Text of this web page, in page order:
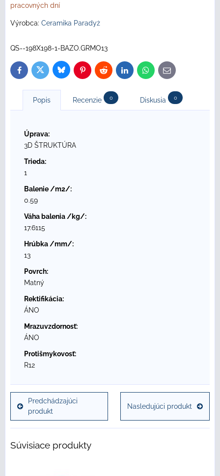
pracovných dní
Výrobca: Ceramika Paradyż
QS--198X198-1-BAZO.GRMO13
FacebookTwitterBlueskyPinterestReddit LinkedInWhatsApp
E-
mail
Popis Recenzie 0 Diskusia 0
Úprava:
3D ŠTRUKTÚRA
Trieda:
1
Balenie /m2/:
0.59
Váha balenia /kg/:
17.6115
Hrúbka /mm/:
13
Povrch:
Matný
Rektifikácia:
ÁNO
Mrazuvzdornosť:
ÁNO
Protišmykovosť:
R12
Predchádzajúci
produkt
Nasledujúci produkt
Súvisiace produkty